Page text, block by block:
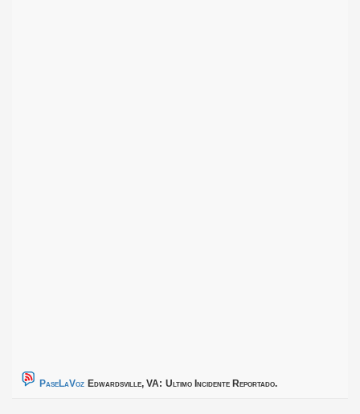
PaseLaVoz Edwardsville, VA: Ultimo Incidente Reportado.